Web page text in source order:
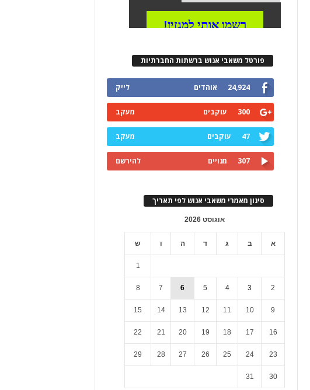
פורטל משאבי אנוש ברשתות החברתיות
24,924 אוהדים לייק
300 עוקבים מעקב
47 עוקבים מעקב
307 מנויים להירשם
סינון מאמרי משאבי אנוש לפי תאריך
אוגוסט 2026
א ב ג ד ה ו ש
1
2
3
4
5
6
7
8
9
10
11
12
13
14
15
16
17
18
19
20
21
22
23
24
25
26
27
28
29
30
31